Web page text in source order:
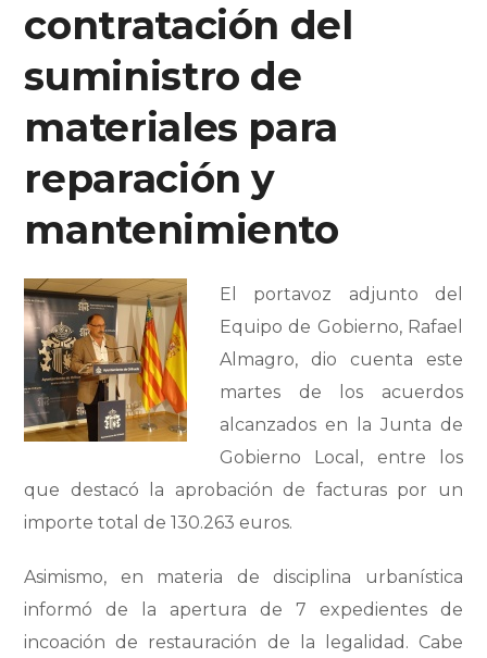
contratación del
suministro de
materiales para
reparación y
mantenimiento
El portavoz adjunto del
Equipo de Gobierno, Rafael
Almagro, dio cuenta este
martes de los acuerdos
alcanzados en la Junta de
Gobierno Local, entre los
que destacó la aprobación de facturas por un
importe total de 130.263 euros.
Asimismo, en materia de disciplina urbanística
informó de la apertura de 7 expedientes de
incoación de restauración de la legalidad. Cabe